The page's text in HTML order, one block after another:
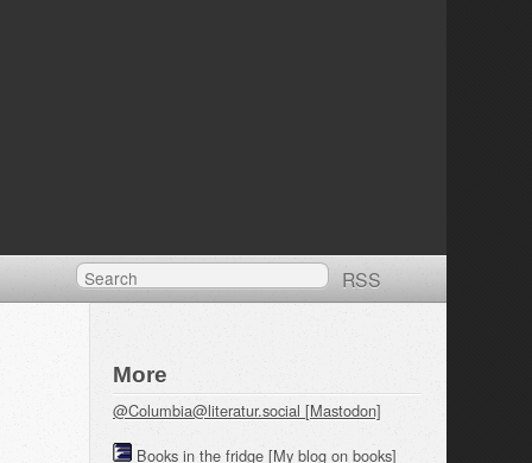
RSS
More
@Columbia@literatur.social [Mastodon]
Books in the fridge [My blog on books]